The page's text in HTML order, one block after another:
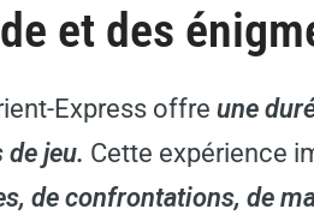
et des
Express offre une
jeu. Cette expérience
de confrontations, de